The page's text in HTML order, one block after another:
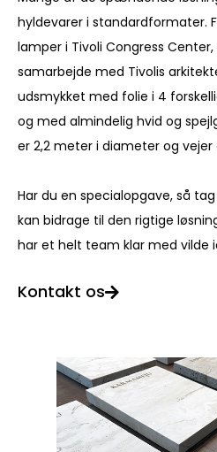
hyldevarer i standardformater.
lamper i Tivoli Congress
samarbejde med Tivolis
udsmykket med folie i 4
og med almindelig hvid og
er 2,2 meter i diameter og vejer
Har du en specialopgave, så
kan bidrage til den rigtige
har et helt team klar med vilde
Kontakt os